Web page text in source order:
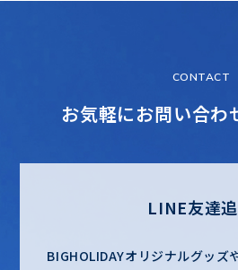
CONTACT
お気軽にお問い合わ
LINE友達
BIGHOLIDAYオリジナルグッズ